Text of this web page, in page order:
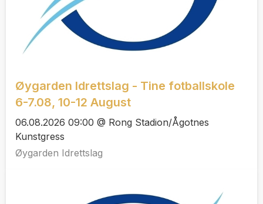
Øygarden Idrettslag - Tine fotballskole
6-7.08, 10-12 August
06.08.2026 09:00 @ Rong Stadion/Ågotnes
Kunstgress
Øygarden Idrettslag